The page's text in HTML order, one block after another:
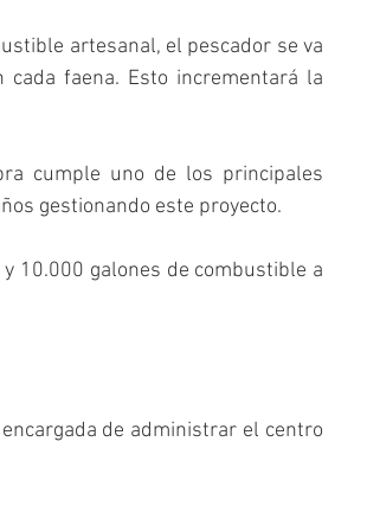
artesanal, el pescador se va
faena. Esto incrementará la
cumple uno de los principales
gestionando este proyecto.
10.000 galones de combustible a
de administrar el centro